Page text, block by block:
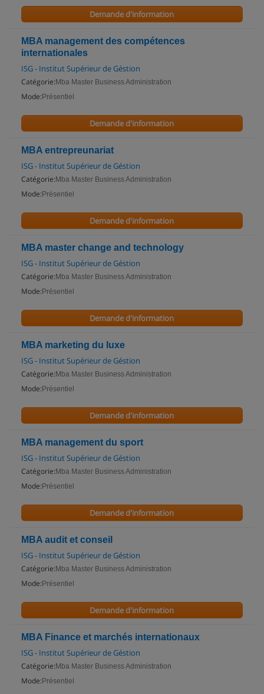
Demande d'information
MBA management des compétences
internationales
ISG - Institut Supérieur de Géstion
Catégorie: Mba Master Business Administration
Mode: Présentiel
Demande d'information
MBA entrepreunariat
ISG - Institut Supérieur de Géstion
Catégorie: Mba Master Business Administration
Mode: Présentiel
Demande d'information
MBA master change and technology
ISG - Institut Supérieur de Géstion
Catégorie: Mba Master Business Administration
Mode: Présentiel
Demande d'information
MBA marketing du luxe
ISG - Institut Supérieur de Géstion
Catégorie: Mba Master Business Administration
Mode: Présentiel
Demande d'information
MBA management du sport
ISG - Institut Supérieur de Géstion
Catégorie: Mba Master Business Administration
Mode: Présentiel
Demande d'information
MBA audit et conseil
ISG - Institut Supérieur de Géstion
Catégorie: Mba Master Business Administration
Mode: Présentiel
Demande d'information
MBA Finance et marchés internationaux
ISG - Institut Supérieur de Géstion
Catégorie: Mba Master Business Administration
Mode: Présentiel